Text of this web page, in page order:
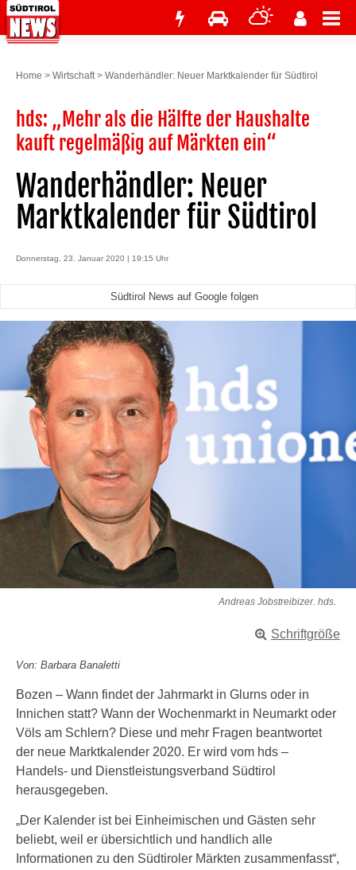
Home > Wirtschaft> Wanderhändler: Neuer Marktkalender für Südtirol
hds: „Mehr als die Hälfte der Haushalte
kauft regelmäßig auf Märkten ein“
Wanderhändler: Neuer
Marktkalender für Südtirol
Donnerstag, 23. Januar 2020 | 19:15 Uhr
Südtirol News auf Google folgen
Andreas Jobstreibizer. hds.
Schriftgröße
Von: Barbara Banaletti
Bozen – Wann findet der Jahrmarkt in Glurns oder in
Innichen statt? Wann der Wochenmarkt in Neumarkt oder
Völs am Schlern? Diese und mehr Fragen beantwortet
der neue Marktkalender 2020. Er wird vom hds –
Handels- und Dienstleistungsverband Südtirol
herausgegeben.
„Der Kalender ist bei Einheimischen und Gästen sehr
beliebt, weil er übersichtlich und handlich alle
Informationen zu den Südtiroler Märkten zusammenfasst“,